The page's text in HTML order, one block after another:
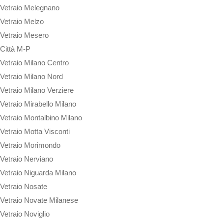
Vetraio Melegnano
Vetraio Melzo
Vetraio Mesero
Città M-P
Vetraio Milano Centro
Vetraio Milano Nord
Vetraio Milano Verziere
Vetraio Mirabello Milano
Vetraio Montalbino Milano
Vetraio Motta Visconti
Vetraio Morimondo
Vetraio Nerviano
Vetraio Niguarda Milano
Vetraio Nosate
Vetraio Novate Milanese
Vetraio Noviglio